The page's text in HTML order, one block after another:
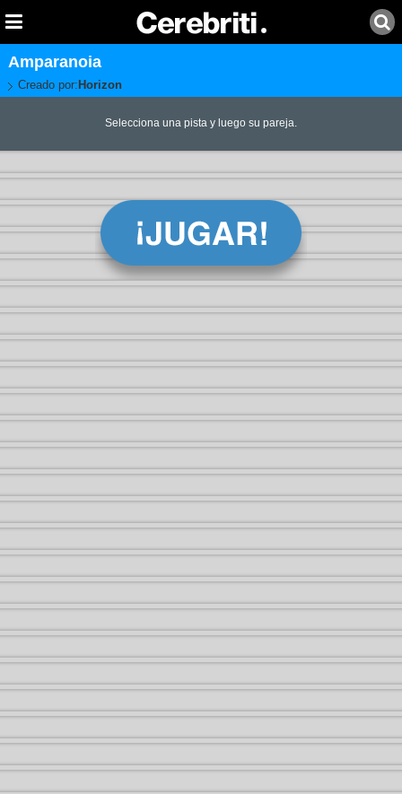
Amparanoia
Creado por: Horizon
Selecciona una pista y luego su pareja.